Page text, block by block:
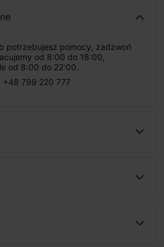
potrzebujesz pomocy, zadzwoń
od 8:00 do 18:00,
od 8:00 do 22:00.
+48 799 220 777